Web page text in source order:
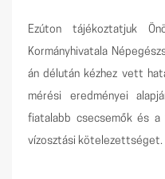
Ezúton tájékoztatjuk
Kormányhivatala
án délután kézhez vett
mérési eredményei
fiatalabb csecsemők és a
vízosztási kötelezettséget.